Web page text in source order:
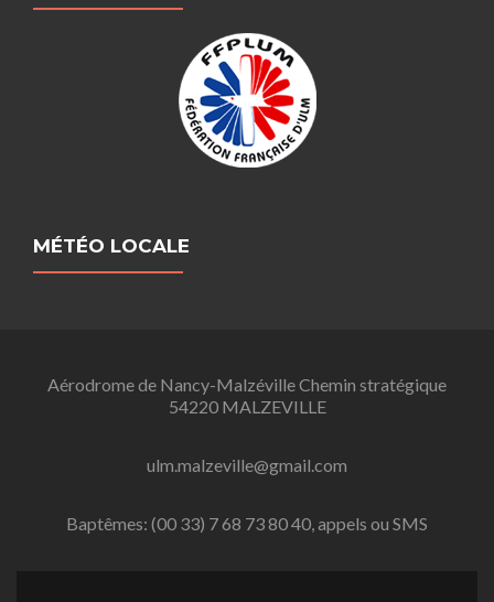
MÉTÉO LOCALE
Aérodrome de Nancy-Malzéville Chemin stratégique
54220 MALZEVILLE
ulm.malzeville@gmail.com
Baptêmes: (00 33) 7 68 73 80 40, appels ou SMS